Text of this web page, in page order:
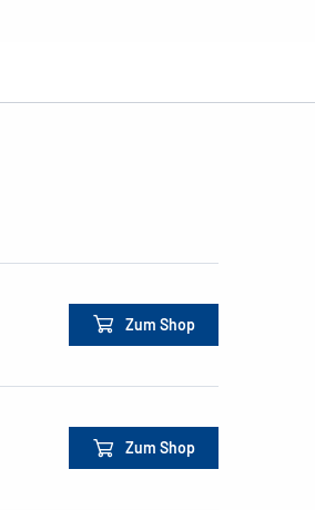
Zum Shop
Zum Shop